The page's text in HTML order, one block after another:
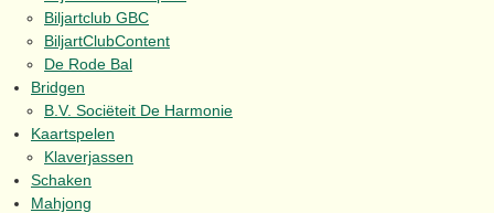
Biljartclub GBC
BiljartClubContent
De Rode Bal
Bridgen
B.V. Sociëteit De Harmonie
Kaartspelen
Klaverjassen
Schaken
Mahjong